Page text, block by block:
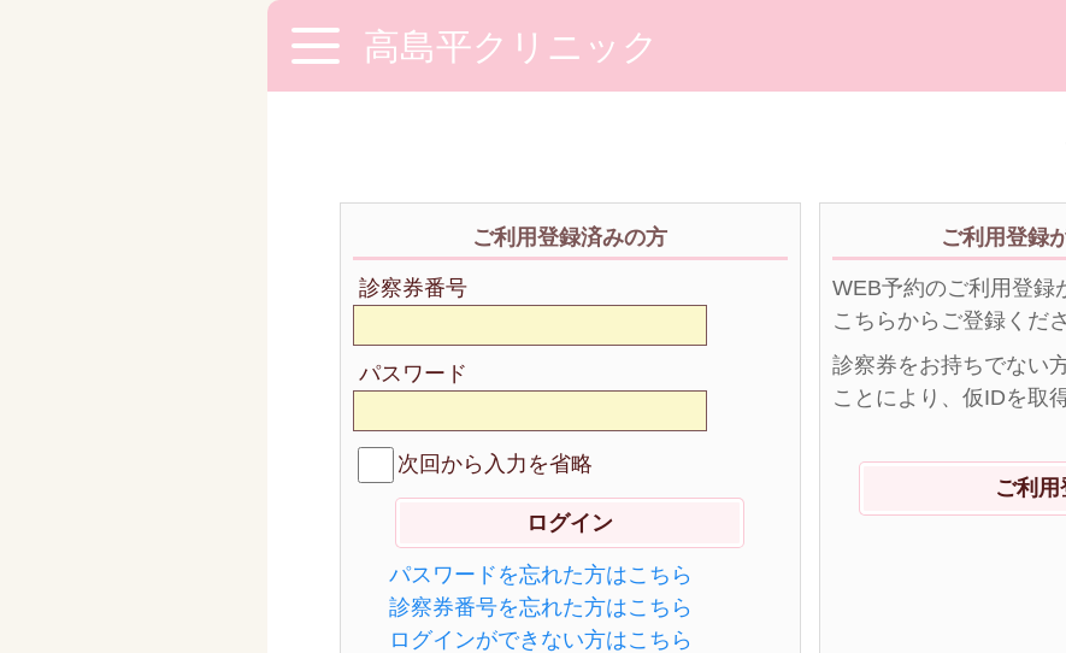
高島平クリニック
ご利用登録済みの方
診察券番号
パスワード
次回から入力を省略
パスワードを忘れた方はこちら
診察券番号を忘れた方はこちら
ログインができない方はこちら
ご利用登録
WEB予約のご利用登録
こちらからご登録くださ
診察券をお持ちでない
ことにより、仮IDを取
ご利用